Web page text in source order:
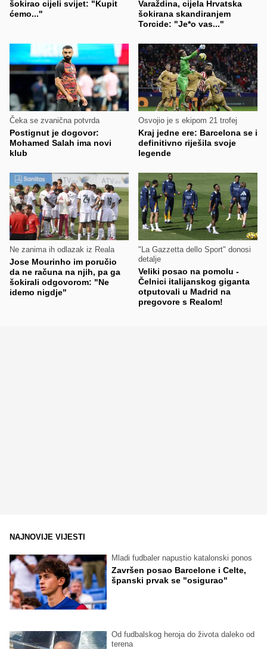
šokirao cijeli svijet: "Kupit
ćemo..."
Varaždina, cijela Hrvatska
šokirana skandiranjem
Torcide: "Je*o vas..."
Čeka se zvanična potvrda
Postignut je dogovor:
Mohamed Salah ima novi
klub
Osvojio je s ekipom 21 trofej
Kraj jedne ere: Barcelona se i
definitivno riješila svoje
legende
Ne zanima ih odlazak iz Reala
Jose Mourinho im poručio
da ne računa na njih, pa ga
šokirali odgovorom: "Ne
idemo nigdje"
"La Gazzetta dello Sport" donosi
detalje
Veliki posao na pomolu -
Čelnici italijanskog giganta
otputovali u Madrid na
pregovore s Realom!
NAJNOVIJE VIJESTI
Mladi fudbaler napustio katalonski ponos
Završen posao Barcelone i Celte,
španski prvak se "osigurao"
Od fudbalskog heroja do života daleko od
terena